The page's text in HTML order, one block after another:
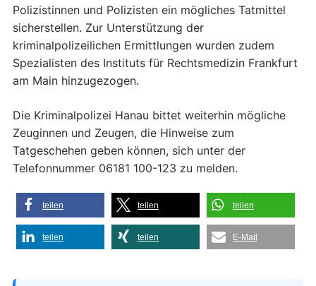
Polizistinnen und Polizisten ein mögliches Tatmittel
sicherstellen. Zur Unterstützung der
kriminalpolizeilichen Ermittlungen wurden zudem
Spezialisten des Instituts für Rechtsmedizin Frankfurt
am Main hinzugezogen.
Die Kriminalpolizei Hanau bittet weiterhin mögliche
Zeuginnen und Zeugen, die Hinweise zum
Tatgeschehen geben können, sich unter der
Telefonnummer 06181 100-123 zu melden.
teilen teilen teilen
teilen teilen E-Mail